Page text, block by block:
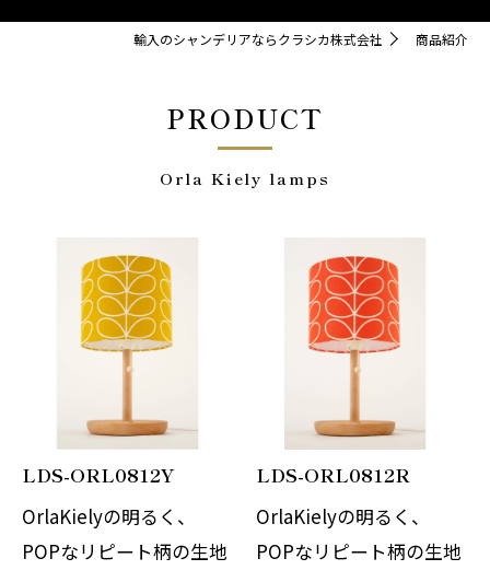
輸入のシャンデリアならクラシカ株式会社 商品紹介
PRODUCT
Orla Kiely lamps
LDS-ORL0812Y
OrlaKielyの明るく、
POPなリピート柄の生地
LDS-ORL0812R
OrlaKielyの明るく、
POPなリピート柄の生地